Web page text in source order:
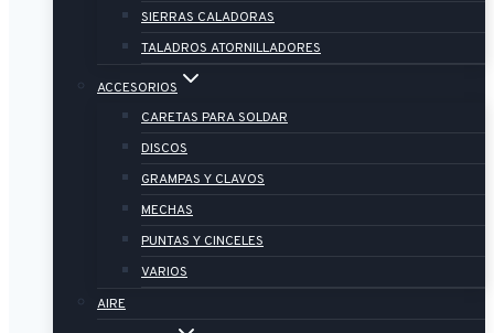
SIERRAS CALADORAS
TALADROS ATORNILLADORES
ACCESORIOS
CARETAS PARA SOLDAR
DISCOS
GRAMPAS Y CLAVOS
MECHAS
PUNTAS Y CINCELES
VARIOS
AIRE